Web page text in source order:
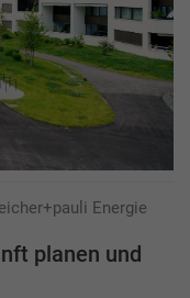
Energie
planen und